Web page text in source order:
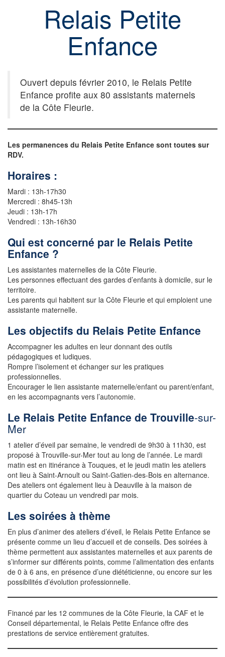
Relais Petite
Enfance
Ouvert depuis février 2010, le Relais Petite
Enfance profite aux 80 assistants maternels
de la Côte Fleurie.
Les permanences du Relais Petite Enfance sont toutes sur
RDV.
Horaires :
Mardi : 13h-17h30
Mercredi : 8h45-13h
Jeudi : 13h-17h
Vendredi : 13h-16h30
Qui est concerné par le Relais Petite
Enfance ?
Les assistantes maternelles de la Côte Fleurie.
Les personnes effectuant des gardes d’enfants à domicile, sur le
territoire.
Les parents qui habitent sur la Côte Fleurie et qui emploient une
assistante maternelle.
Les objectifs du Relais Petite Enfance
Accompagner les adultes en leur donnant des outils
pédagogiques et ludiques.
Rompre l’isolement et échanger sur les pratiques
professionnelles.
Encourager le lien assistante maternelle/enfant ou parent/enfant,
en les accompagnants vers l’autonomie.
Le Relais Petite Enfance de Trouville-sur-
Mer
1 atelier d’éveil par semaine, le vendredi de 9h30 à 11h30, est
proposé à Trouville-sur-Mer tout au long de l’année. Le mardi
matin est en itinérance à Touques, et le jeudi matin les ateliers
ont lieu à Saint-Arnoult ou Saint-Gatien-des-Bois en alternance.
Des ateliers ont également lieu à Deauville à la maison de
quartier du Coteau un vendredi par mois.
Les soirées à thème
En plus d’animer des ateliers d’éveil, le Relais Petite Enfance se
présente comme un lieu d’accueil et de conseils. Des soirées à
thème permettent aux assistantes maternelles et aux parents de
s’informer sur différents points, comme l’alimentation des enfants
de 0 à 6 ans, en présence d’une diététicienne, ou encore sur les
possibilités d’évolution professionnelle.
Financé par les 12 communes de la Côte Fleurie, la CAF et le
Conseil départemental, le Relais Petite Enfance offre des
prestations de service entièrement gratuites.